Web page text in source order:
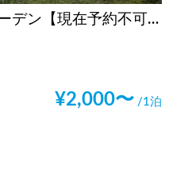
フォレストヒルズガーデン【現在予約不可！】
¥2,000〜 /1泊